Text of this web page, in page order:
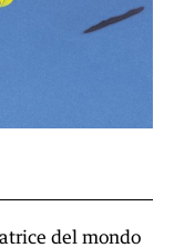
del mondo